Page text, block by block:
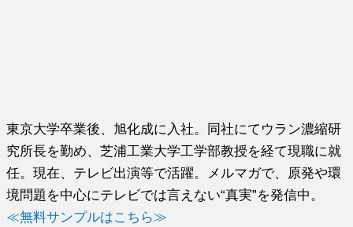
東京大学卒業後、旭化成に入社。同社にてウラン濃縮研
究所長を勤め、芝浦工業大学工学部教授を経て現職に就
任。現在、テレビ出演等で活躍。メルマガで、原発や環
境問題を中心にテレビでは言えない“真実”を発信中。
≪無料サンプルはこちら≫